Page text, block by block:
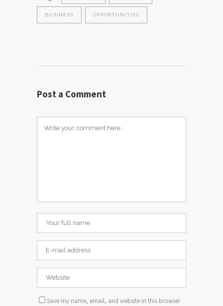
BUSINESS OPPORTUNITIES
Post a Comment
Save my name, email, and website in this browser